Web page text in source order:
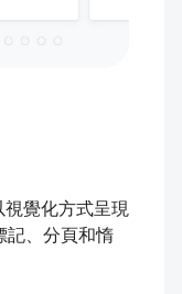
覺化方式呈現
記、分頁和惰